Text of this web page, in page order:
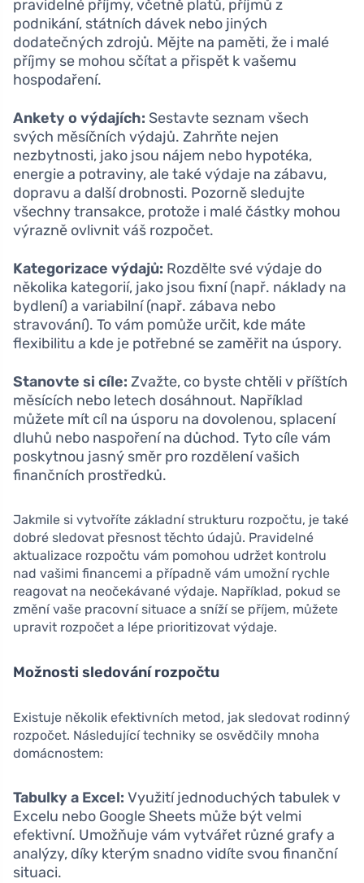
pravidelné příjmy, včetně platů, příjmů z
podnikání, státních dávek nebo jiných
dodatečných zdrojů. Mějte na paměti, že i malé
příjmy se mohou sčítat a přispět k vašemu
hospodaření.
Ankety o výdajích: Sestavte seznam všech
svých měsíčních výdajů. Zahrňte nejen
nezbytnosti, jako jsou nájem nebo hypotéka,
energie a potraviny, ale také výdaje na zábavu,
dopravu a další drobnosti. Pozorně sledujte
všechny transakce, protože i malé částky mohou
výrazně ovlivnit váš rozpočet.
Kategorizace výdajů: Rozdělte své výdaje do
několika kategorií, jako jsou fixní (např. náklady na
bydlení) a variabilní (např. zábava nebo
stravování). To vám pomůže určit, kde máte
flexibilitu a kde je potřebné se zaměřit na úspory.
Stanovte si cíle: Zvažte, co byste chtěli v příštích
měsících nebo letech dosáhnout. Například
můžete mít cíl na úsporu na dovolenou, splacení
dluhů nebo naspoření na důchod. Tyto cíle vám
poskytnou jasný směr pro rozdělení vašich
finančních prostředků.
Jakmile si vytvoříte základní strukturu rozpočtu, je také
dobré sledovat přesnost těchto údajů. Pravidelné
aktualizace rozpočtu vám pomohou udržet kontrolu
nad vašimi financemi a případně vám umožní rychle
reagovat na neočekávané výdaje. Například, pokud se
změní vaše pracovní situace a sníží se příjem, můžete
upravit rozpočet a lépe prioritizovat výdaje.
Možnosti sledování rozpočtu
Existuje několik efektivních metod, jak sledovat rodinný
rozpočet. Následující techniky se osvědčily mnoha
domácnostem:
Tabulky a Excel: Využití jednoduchých tabulek v
Excelu nebo Google Sheets může být velmi
efektivní. Umožňuje vám vytvářet různé grafy a
analýzy, díky kterým snadno vidíte svou finanční
situaci.